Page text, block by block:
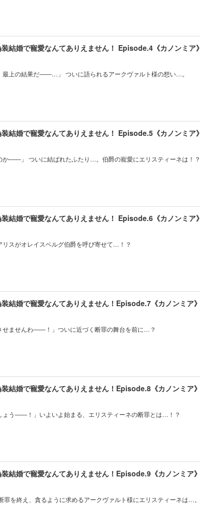
結婚で寵愛なんてありえません！ Episode.4《カノンミア》
最上の結果だ――…」 ついに語られるアークヴァルト様の想い…。
結婚で寵愛なんてありえません！ Episode.5《カノンミア》
か――」 ついに結ばれたふたり…。伯爵の寵愛にエリスティーネは！？
結婚で寵愛なんてありえません！ Episode.6《カノンミア》
スがオレイスベルグ伯爵を呼び寄せて…！？
結婚で寵愛なんてありえません！Episode.7《カノンミア》
せませんわ――！」ついに近づく断罪の舞台を前に…？
結婚で寵愛なんてありえません！Episode.8《カノンミア》
ょう――！」いよいよ始まる、エリスティーネの断罪とは…！？
結婚で寵愛なんてありえません！Episode.9《カノンミア》
を終え、貪るように求めるアークヴァルト様にエリスティーネは…。